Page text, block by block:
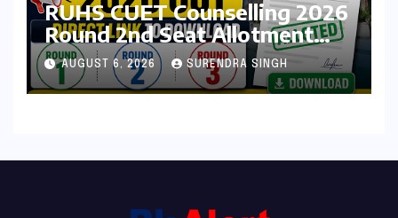
RUHS CUET Counselling 2026
Round 2nd Seat Allotment
Result Out : Download
College Allotment Letter,
College Reporting Begins
AUGUST 6, 2026 SURENDRA SINGH